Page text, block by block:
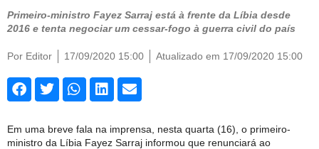
Primeiro-ministro Fayez Sarraj está à frente da Líbia desde
2016 e tenta negociar um cessar-fogo à guerra civil do país
Por Editor 17/09/2020 15:00 Atualizado em 17/09/2020 15:00
Em uma breve fala na imprensa, nesta quarta (16), o primeiro-
ministro da Líbia Fayez Sarraj informou que renunciará ao